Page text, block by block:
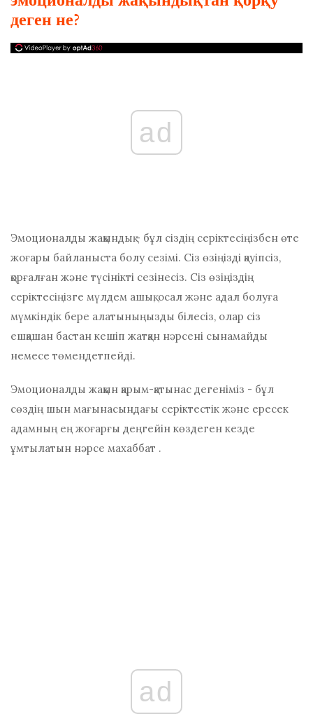
деген не?
ad
Эмоционалды жақындық - бұл сіздің серіктесіңізбен өте
жоғары байланыста болу сезімі. Сіз өзіңізді қауіпсіз,
қорғалған және түсінікті сезінесіз. Сіз өзіңіздің
серіктесіңізге мүлдем ашық, осал және адал болуға
мүмкіндік бере алатыныңызды білесіз, олар сіз
ешқашан бастан кешіп жатқан нәрсені сынамайды
немесе төмендетпейді.
Эмоционалды жақын қарым-қатынас дегеніміз - бұл
сөздің шын мағынасындағы серіктестік және ересек
адамның ең жоғарғы деңгейін көздеген кезде
ұмтылатын нәрсе махаббат .
ad